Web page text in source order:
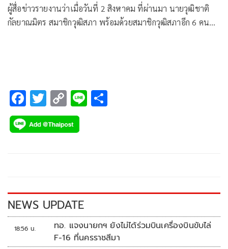
ผู้สื่อข่าวรายงานว่าเมื่อวันที่ 2 สิงหาคม ที่ผ่านมา นายวุฒิชาติ
กัลยาณมิตร สมาชิกวุฒิสภา พร้อมด้วยสมาชิกวุฒิสภาอีก 6 คน
F
ac
e
k
T
wi
tt
C
o
p
k
Li
NEWS UPDATE
18:56 น.
ทอ. แจงนายกฯ ยังไม่ได้ร่วมบินเครื่องบินขับไล่
F-16 ที่นครราชสีมา